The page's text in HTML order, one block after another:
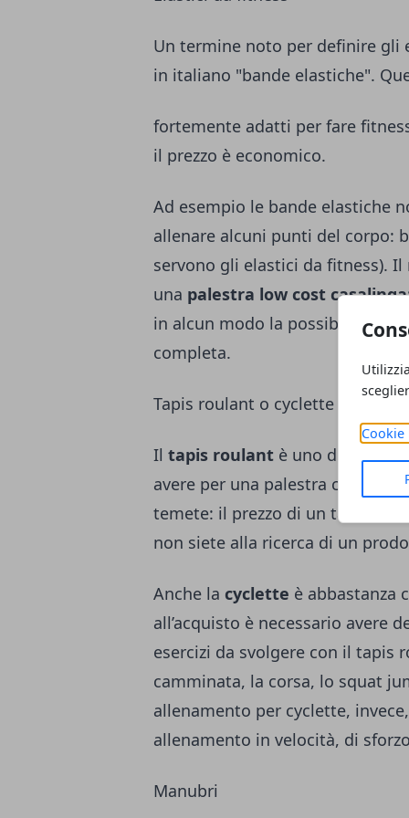
Cookie
Un termine noto per definire gli
in italiano "bande elastiche".
fortemente adatti per fare
il prezzo è economico.
Ad esempio le bande elastiche
allenare alcuni punti del corpo:
servono gli elastici da fitness). Il
una palestra low cost casalinga
in alcun modo la possibilità di
completa.
Tapis roulant o cyclette
Il tapis roulant è uno dei nostri
avere per una palestra
temete: il prezzo di un tapis
non siete alla ricerca di un
Anche la cyclette è abbastanza
all’acquisto è necessario avere
esercizi da svolgere con il tapis
camminata, la corsa, lo squat
allenamento per cyclette,
allenamento in velocità, di
Manubri